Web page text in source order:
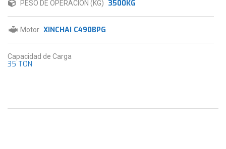
PESO DE OPERACIÓN (KG) 3500KG
Motor XINCHAI C490BPG
Capacidad de Carga
35 TON